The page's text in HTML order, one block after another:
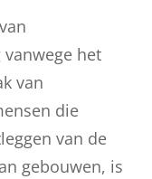
het
van
die
van de
gebouwen, is